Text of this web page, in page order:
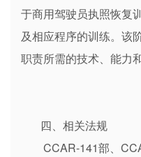
于商用驾驶员执照恢复
及相应程序的训练。该
职责所需的技术、能力
四、相关法规
CCAR-141部、